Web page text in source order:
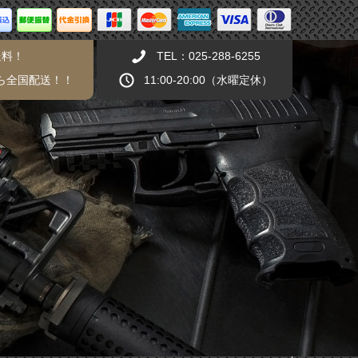
！
国配送！！
TEL：025-288-6255
11:00-20:00（水曜定休）